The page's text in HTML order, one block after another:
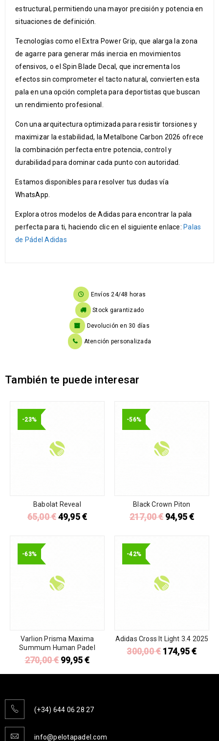
estructural, permitiendo una mayor precisión y potencia en
situaciones de definición.
Tecnologías como el Extra Power Grip, que alarga la zona
de agarre para generar más inercia en movimientos
ofensivos, o el Spin Blade Decal, que incrementa los
efectos sin comprometer el tacto natural, convierten esta
pala en una opción completa para deportistas que buscan
un rendimiento profesional.
Con una arquitectura optimizada para resistir torsiones y
maximizar la estabilidad, la Metalbone Carbon 2026 ofrece
la combinación perfecta entre potencia, control y
durabilidad para dominar cada punto con autoridad.
Estamos disponibles para resolver tus dudas vía
WhatsApp.
Explora otros modelos de Adidas para encontrar la pala
perfecta para ti, haciendo clic en el siguiente enlace: Palas
de Pádel Adidas
Envíos 24/48 horas
Stock garantizado
Devolución en 30 días
Atención personalizada
También te puede interesar
-23%
Babolat Reveal
65,00€49,95€
-56%
Black Crown Piton
217,00€ 94,95€
-63%
Varlion Prisma Maxima
Summum Human Padel
270,00€ 99,95€
-42%
Adidas Cross It Light 3.4 2025
300,00€ 174,95€
(+34) 644 06 28 27
info@pelotapadel.com